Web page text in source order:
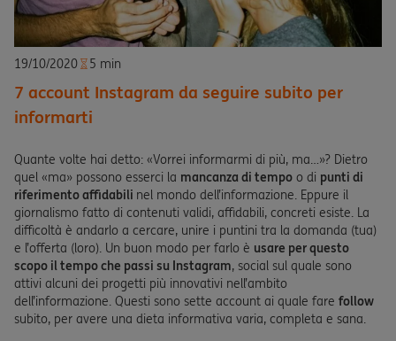
19/10/2020 5 min
7 account Instagram da seguire subito per
informarti
Quante volte hai detto: «Vorrei informarmi di più, ma…»? Dietro
quel «ma» possono esserci la mancanza di tempo o di punti di
riferimento affidabili nel mondo dell’informazione. Eppure il
giornalismo fatto di contenuti validi, affidabili, concreti esiste. La
difficoltà è andarlo a cercare, unire i puntini tra la domanda (tua)
e l’offerta (loro). Un buon modo per farlo è usare per questo
scopo il tempo che passi su Instagram, social sul quale sono
attivi alcuni dei progetti più innovativi nell’ambito
dell’informazione. Questi sono sette account ai quale fare follow
subito, per avere una dieta informativa varia, completa e sana.